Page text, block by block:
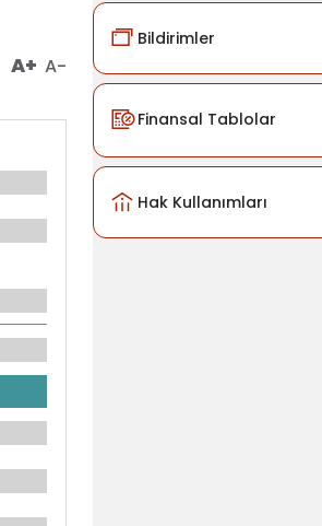
A+ A-
Bildirimler
Finansal Tablolar
Hak Kullanımları